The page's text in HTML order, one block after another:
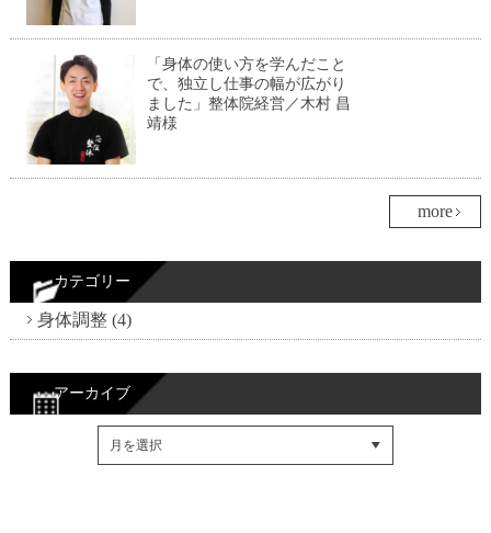
「身体の使い方を学んだこと
で、独立し仕事の幅が広がり
ました」整体院経営／木村 昌
靖様
more
カテゴリー
身体調整 (4)
アーカイブ